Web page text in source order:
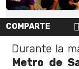
COMPARTE
Durante la
Metro de